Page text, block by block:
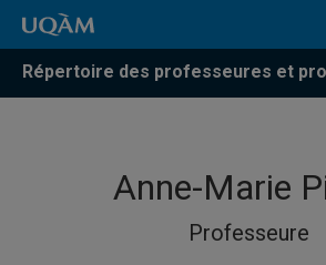
Répertoire des professeures et
Anne-Marie
Professeure